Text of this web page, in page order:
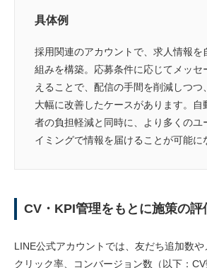
具体例
採用関連のアカウントで、求人情報を
組みを構築。応募条件に応じてメッセ
えることで、配信の手間を削減しつつ
大幅に改善したケースがあります。自
者の負担軽減と同時に、より多くのユ
イミングで情報を届けることが可能に
CV・KPI管理をもとに施策の評
LINE公式アカウントでは、友だち追加数や
クリック率、コンバージョン数（以下：